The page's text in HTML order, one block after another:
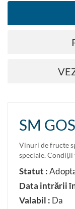
SM
Vinuri de fructe
speciale. Condiţii
Statut :
Data intrării
Valabil : Da